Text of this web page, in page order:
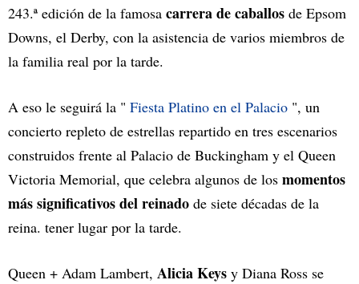
243.ª edición de la famosa carrera de caballos de Epsom
Downs, el Derby, con la asistencia de varios miembros de
la familia real por la tarde.
A eso le seguirá la " Fiesta Platino en el Palacio ", un
concierto repleto de estrellas repartido en tres escenarios
construidos frente al Palacio de Buckingham y el Queen
Victoria Memorial, que celebra algunos de los momentos
más significativos del reinado de siete décadas de la
reina. tener lugar por la tarde.
Queen + Adam Lambert, Alicia Keys y Diana Ross se